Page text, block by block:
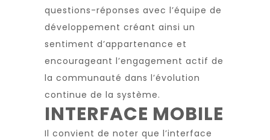
questions-réponses avec l’équipe de
développement créant ainsi un
sentiment d’appartenance et
encourageant l’engagement actif de
la communauté dans l’évolution
continue de la système.
INTERFACE MOBILE
Il convient de noter que l’interface